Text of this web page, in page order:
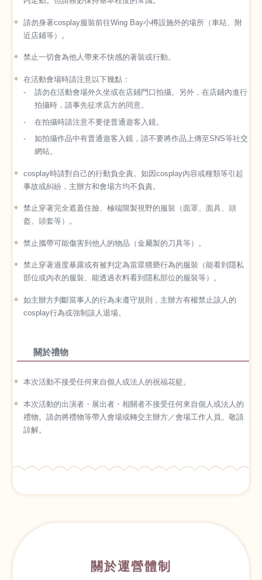
請勿身著cosplay服裝前往Wing Bay小樽設施外的場所（車站、附
近店鋪等）。
禁止一切會為他人帶來不快感的著裝或行動。
在活動會場時請注意以下幾點：
請勿在活動會場外久坐或在店鋪門口拍攝。另外，在店鋪內進行
拍攝時，請事先征求店方的同意。
在拍攝時請注意不要使普通遊客入鏡。
如拍攝作品中有普通遊客入鏡，請不要將作品上傳至SNS等社交
網站。
cosplay時請對自己的行動負全責。如因cosplay內容或種類等引起
事故或糾紛，主辦方和會場方均不負責。
禁止穿著完全遮蓋住臉、極端限製視野的服裝（面罩、面具、頭
盔、頭套等）。
禁止攜帶可能傷害到他人的物品（金屬製的刀具等）。
禁止穿著過度暴露或有被判定為當眾猥褻行為的服裝（能看到隱私
部位或內衣的服裝、能透過衣料看到隱私部位的服裝等）。
如主辦方判斷當事人的行為未遵守規則，主辦方有權禁止該人的
cosplay行為或強制該人退場。
關於禮物
本次活動不接受任何來自個人或法人的祝福花籃。
本次活動的出演者・展出者・相關者不接受任何來自個人或法人的
禮物。請勿將禮物等帶入會場或轉交主辦方／會場工作人員。敬請
諒解。
關於運營體制